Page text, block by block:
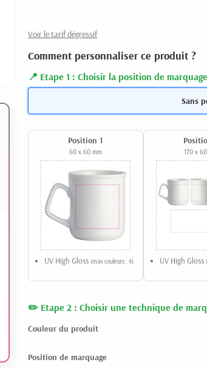
Voir le tarif dégressif
Comment personnaliser ce produit ?
Etape 1 : Choisir la position de marquage
Sans
Position 1
60 x 60 mm
UV High Gloss (max couleurs : 4)
170 x
UV High Gloss
Etape 2 : Choisir une technique de
Couleur du produit
Position de marquage